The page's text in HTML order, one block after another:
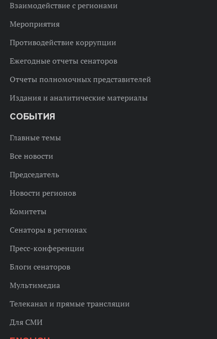
Взаимодействие с регионами
Мероприятия
Противодействие коррупции
Ежегодные отчеты сенаторов
Отчеты полномочных представителей
Издания и аналитические материалы
СОБЫТИЯ
Главные темы
Все новости
Председатель
Новости регионов
Комитеты
Сенаторы в регионах
Пресс-конференции
Блоги сенаторов
Мультимедиа
Телеканал и прямые трансляции
Для СМИ